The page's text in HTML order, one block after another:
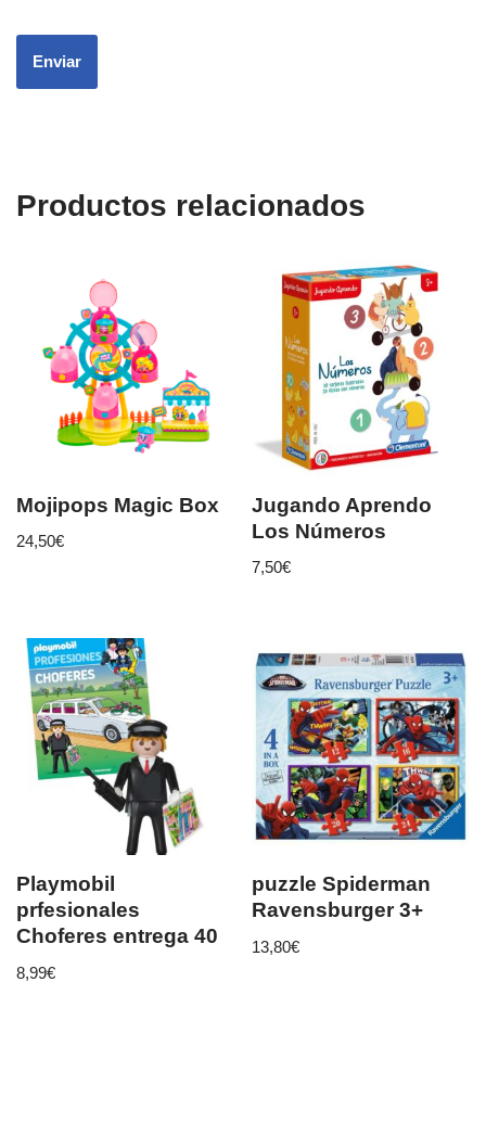
Productos relacionados
Mojipops Magic Box
24,50€
Jugando Aprendo
Los Números
7,50€
Playmobil
prfesionales
Choferes entrega 40
8,99€
puzzle Spiderman
Ravensburger 3+
13,80€